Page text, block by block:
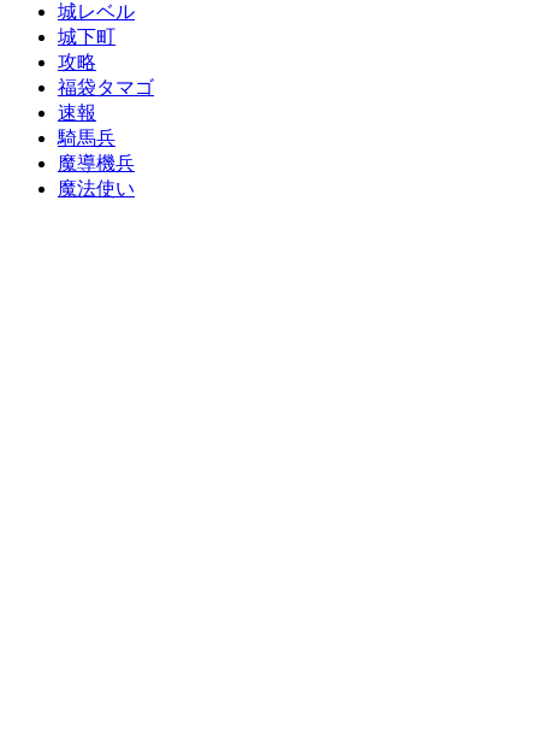
城レベル
城下町
攻略
福袋タマゴ
速報
騎馬兵
魔導機兵
魔法使い